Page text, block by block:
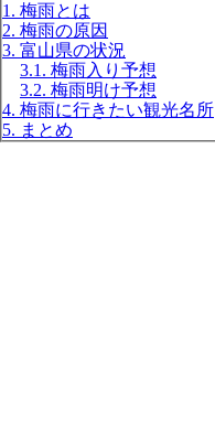
1. 梅雨とは
2. 梅雨の原因
3. 富山県の状況
3.1. 梅雨入り予想
3.2. 梅雨明け予想
4. 梅雨に行きたい観光名所
5. まとめ